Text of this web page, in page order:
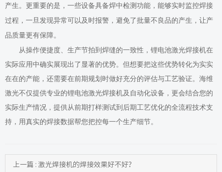
产生。更重要的是，一些设备具备焊中检测功能，能够实时监控焊接
过程，一旦发现异常可以及时报警，避免了批量不良品的产生，让产
品质量更有保障。
从操作便捷度、生产节拍到焊缝的一致性，锂电池激光焊接机在
实际应用中确实展现出了显著的优势。但想要把这些优势转化为实实
在在的产能，还需要在前期规划时做好充分的评估与工艺验证。海维
激光不仅提供专业的锂电池激光焊接机及自动化设备，更会结合您的
实际生产情况，提供从前期打样测试到后期工艺优化的全流程技术支
持，用真实的焊接数据帮您把控每一个生产细节。
上一篇 : 激光焊接机的焊接效果好不好？